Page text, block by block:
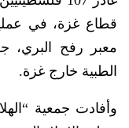
قطاع غزة، في
معبر رفح البري،
الطبية خارج غزة.
وأفادت جمعية